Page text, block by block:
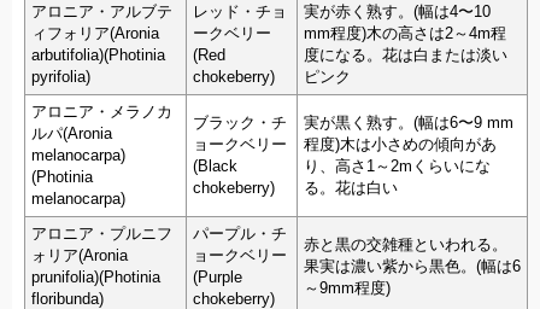
アロニア・アルブテ
ィフォリア(Aronia
arbutifolia)(Photinia
pyrifolia)
レッド・チョ
ークベリー
(Red
chokeberry)
実が赤く熟す。(幅は4〜10
mm程度)木の高さは2～4m程
度になる。花は白または淡い
ピンク
アロニア・メラノカ
ルパ(Aronia
melanocarpa)
(Photinia
melanocarpa)
ブラック・チ
ョークベリー
(Black
chokeberry)
実が黒く熟す。(幅は6〜9 mm
程度)木は小さめの傾向があ
り、高さ1～2mくらいにな
る。花は白い
アロニア・プルニフ
ォリア(Aronia
prunifolia)(Photinia
floribunda)
パープル・チ
ョークベリー
(Purple
chokeberry)
赤と黒の交雑種といわれる。
果実は濃い紫から黒色。(幅は6
～9mm程度)